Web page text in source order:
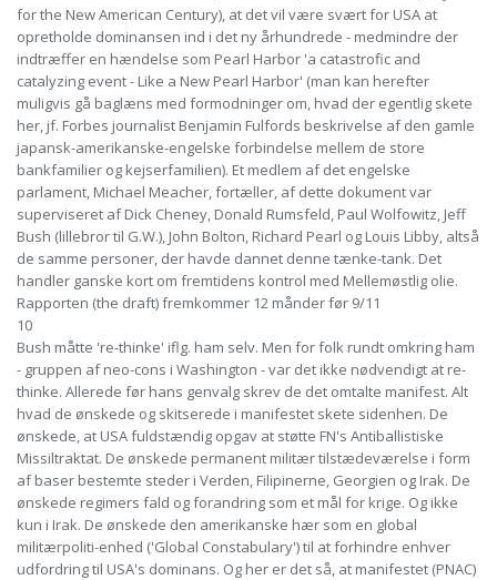
for the New American Century), at det vil være svært for USA at
opretholde dominansen ind i det ny århundrede - medmindre der
indtræffer en hændelse som Pearl Harbor 'a catastrofic and
catalyzing event - Like a New Pearl Harbor' (man kan herefter
muligvis gå baglæns med formodninger om, hvad der egentlig skete
her, jf. Forbes journalist Benjamin Fulfords beskrivelse af den gamle
japansk-amerikanske-engelske forbindelse mellem de store
bankfamilier og kejserfamilien). Et medlem af det engelske
parlament, Michael Meacher, fortæller, af dette dokument var
superviseret af Dick Cheney, Donald Rumsfeld, Paul Wolfowitz, Jeff
Bush (lillebror til G.W.), John Bolton, Richard Pearl og Louis Libby, altså
de samme personer, der havde dannet denne tænke-tank. Det
handler ganske kort om fremtidens kontrol med Mellemøstlig olie.
Rapporten (the draft) fremkommer 12 månder før 9/11
10
Bush måtte 're-thinke' iflg. ham selv. Men for folk rundt omkring ham
- gruppen af neo-cons i Washington - var det ikke nødvendigt at re-
thinke. Allerede før hans genvalg skrev de det omtalte manifest. Alt
hvad de ønskede og skitserede i manifestet skete sidenhen. De
ønskede, at USA fuldstændig opgav at støtte FN's Antiballistiske
Missiltraktat. De ønskede permanent militær tilstædeværelse i form
af baser bestemte steder i Verden, Filipinerne, Georgien og Irak. De
ønskede regimers fald og forandring som et mål for krige. Og ikke
kun i Irak. De ønskede den amerikanske hær som en global
militærpoliti-enhed ('Global Constabulary') til at forhindre enhver
udfordring til USA's dominans. Og her er det så, at manifestet (PNAC)